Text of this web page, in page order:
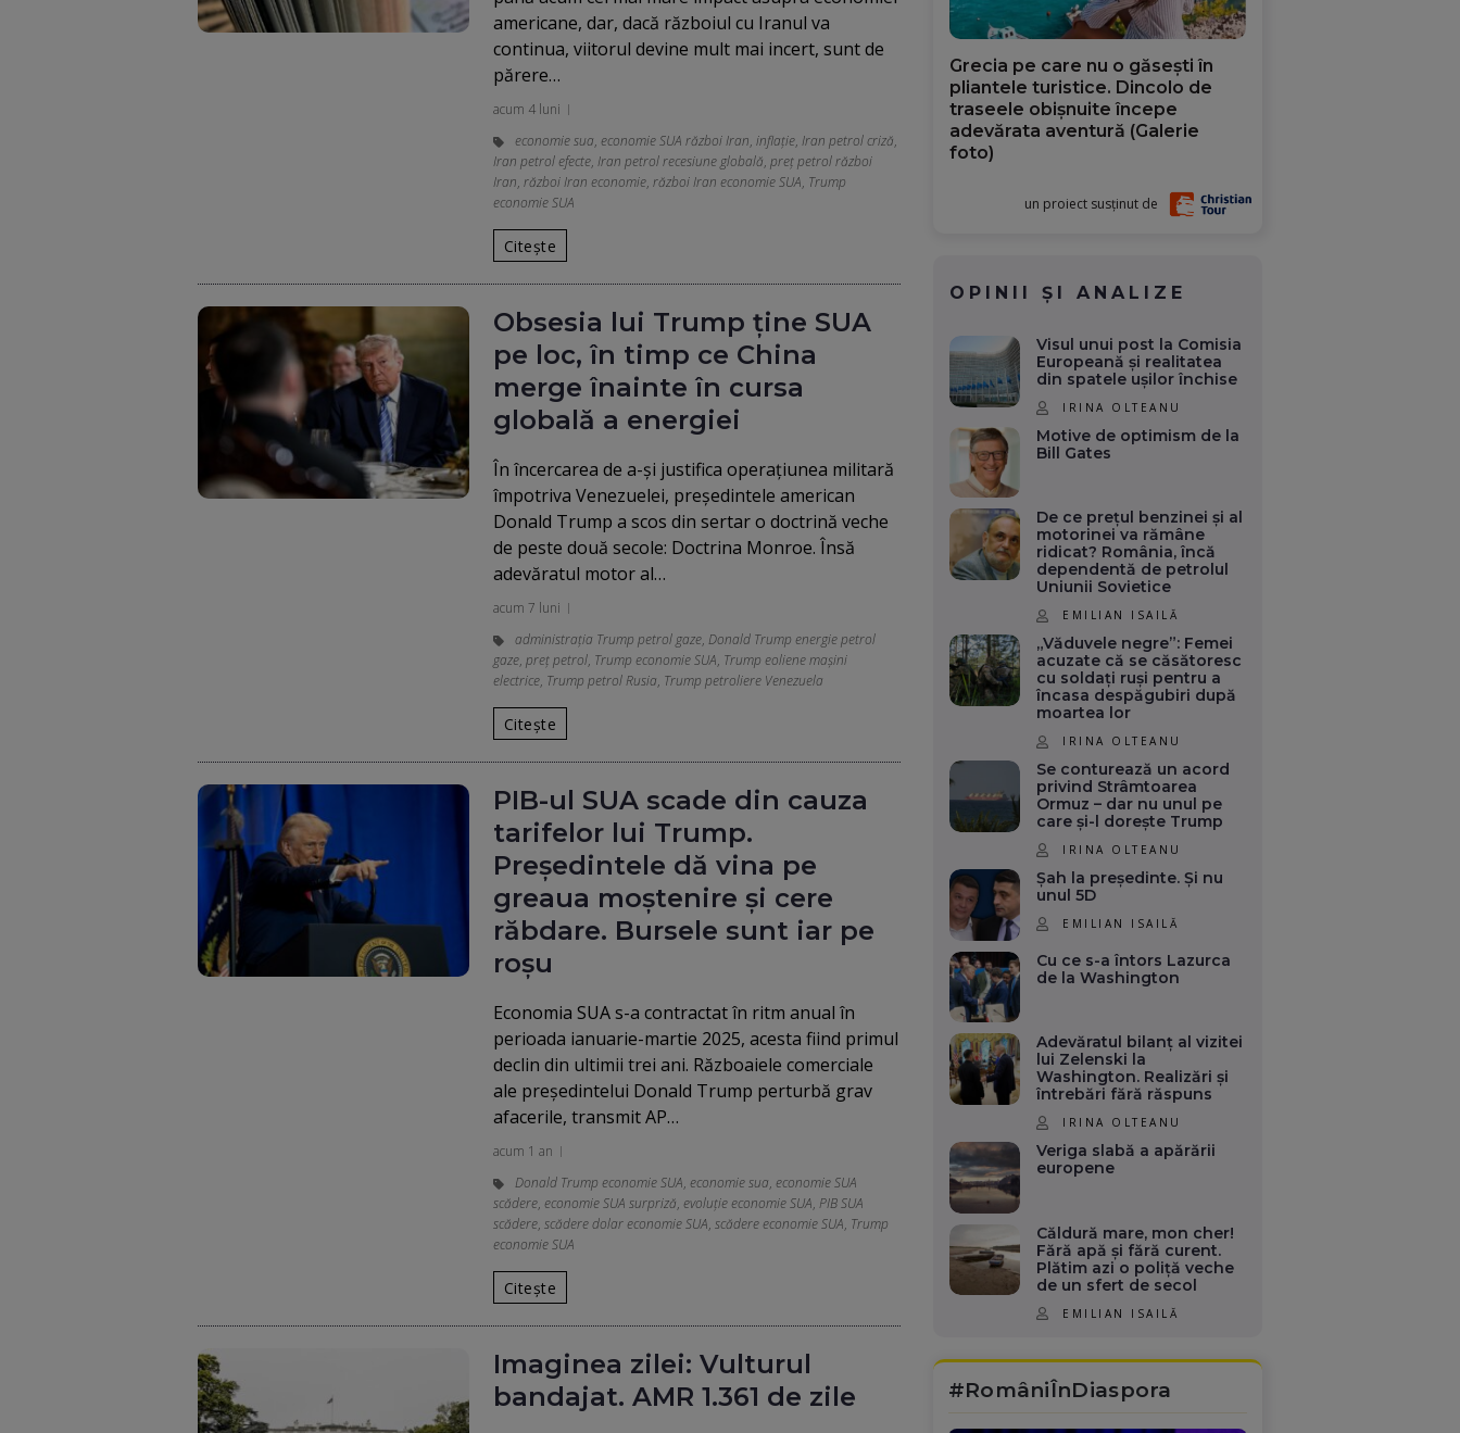
americane, dar, dacă războiul cu Iranul va
continua, viitorul devine mult mai incert, sunt de
părere…
acum 4 luni
economie sua, economie SUA război Iran, inflație, Iran petrol criză,
Iran petrol efecte, Iran petrol recesiune globală, preț petrol război
Iran, război Iran economie, război Iran economie SUA, Trump
economie SUA
Citește
Obsesia lui Trump ține SUA
pe loc, în timp ce China
merge înainte în cursa
globală a energiei
În încercarea de a-și justifica operațiunea militară
împotriva Venezuelei, președintele american
Donald Trump a scos din sertar o doctrină veche
de peste două secole: Doctrina Monroe. Însă
adevăratul motor al…
acum 7 luni
administrația Trump petrol gaze, Donald Trump energie petrol
gaze, preț petrol, Trump economie SUA, Trump eoliene maşini
electrice, Trump petrol Rusia, Trump petroliere Venezuela
Citește
PIB-ul SUA scade din cauza
tarifelor lui Trump.
Președintele dă vina pe
greaua moștenire și cere
răbdare. Bursele sunt iar pe
roșu
Economia SUA s-a contractat în ritm anual în
perioada ianuarie-martie 2025, acesta fiind primul
declin din ultimii trei ani. Războaiele comerciale
ale președintelui Donald Trump perturbă grav
afacerile, transmit AP…
acum 1 an
Donald Trump economie SUA, economie sua, economie SUA
scădere, economie SUA surpriză, evoluție economie SUA, PIB SUA
scădere, scădere dolar economie SUA, scădere economie SUA, Trump
economie SUA
Citește
Imaginea zilei: Vulturul
bandajat. AMR 1.361 de zile
Grecia pe care nu o găsești în
pliantele turistice. Dincolo de
traseele obișnuite începe
adevărata aventură (Galerie
foto)
un proiect susținut de
OPINII ȘI ANALIZE
Visul unui post la Comisia
Europeană și realitatea
din spatele ușilor închise
IRINA OLTEANU
Motive de optimism de la
Bill Gates
De ce prețul benzinei și al
motorinei va rămâne
ridicat? România, încă
dependentă de petrolul
Uniunii Sovietice
EMILIAN ISAILĂ
„Văduvele negre”: Femei
acuzate că se căsătoresc
cu soldați ruși pentru a
încasa despăgubiri după
moartea lor
IRINA OLTEANU
Se conturează un acord
privind Strâmtoarea
Ormuz – dar nu unul pe
care și-l dorește Trump
IRINA OLTEANU
Șah la președinte. Și nu
unul 5D
EMILIAN ISAILĂ
Cu ce s-a întors Lazurca
de la Washington
Adevăratul bilanț al vizitei
lui Zelenski la
Washington. Realizări și
întrebări fără răspuns
IRINA OLTEANU
Veriga slabă a apărării
europene
Căldură mare, mon cher!
Fără apă și fără curent.
Plătim azi o poliță veche
de un sfert de secol
EMILIAN ISAILĂ
#RomâniÎnDiaspora